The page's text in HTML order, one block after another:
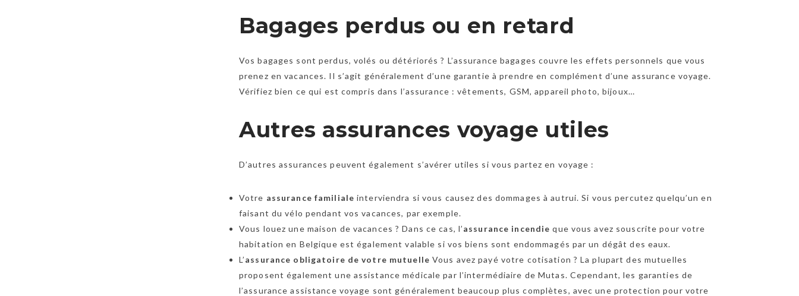
Bagages perdus ou en retard
Vos bagages sont perdus, volés ou détériorés ? L’assurance bagages couvre les effets personnels que vous
prenez en vacances. Il s’agit généralement d’une garantie à prendre en complément d’une assurance voyage.
Vérifiez bien ce qui est compris dans l’assurance : vêtements, GSM, appareil photo, bijoux…
Autres assurances voyage utiles
D’autres assurances peuvent également s’avérer utiles si vous partez en voyage :
Votre assurance familiale interviendra si vous causez des dommages à autrui. Si vous percutez quelqu’un en
faisant du vélo pendant vos vacances, par exemple.
Vous louez une maison de vacances ? Dans ce cas, l’assurance incendie que vous avez souscrite pour votre
habitation en Belgique est également valable si vos biens sont endommagés par un dégât des eaux.
L’assurance obligatoire de votre mutuelle Vous avez payé votre cotisation ? La plupart des mutuelles
proposent également une assistance médicale par l’intermédiaire de Mutas. Cependant, les garanties de
l’assurance assistance voyage sont généralement beaucoup plus complètes, avec une protection pour votre